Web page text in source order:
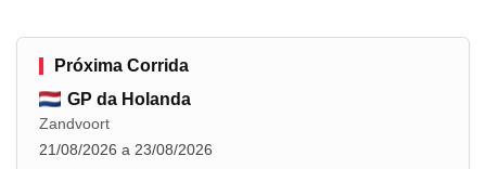
Próxima Corrida
GP da Holanda
Zandvoort
21/08/2026 a 23/08/2026